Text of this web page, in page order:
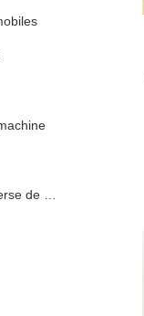
de circulation